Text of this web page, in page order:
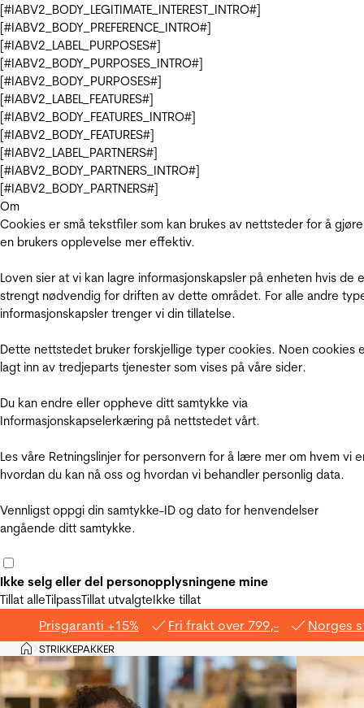
[#IABV2_BODY_LEGITIMATE_INTEREST_INTRO#]
[#IABV2_BODY_PREFERENCE_INTRO#]
[#IABV2_LABEL_PURPOSES#]
[#IABV2_BODY_PURPOSES_INTRO#]
[#IABV2_BODY_PURPOSES#]
[#IABV2_LABEL_FEATURES#]
[#IABV2_BODY_FEATURES_INTRO#]
[#IABV2_BODY_FEATURES#]
[#IABV2_LABEL_PARTNERS#]
[#IABV2_BODY_PARTNERS_INTRO#]
[#IABV2_BODY_PARTNERS#]
Om
Cookies er små tekstfiler som kan brukes av nettsteder for å gjøre
en brukers opplevelse mer effektiv.
Loven sier at vi kan lagre informasjonskapsler på enheten hvis de
strengt nødvendig for driften av dette området. For alle andre
informasjonskapsler trenger vi din tillatelse.
Dette nettstedet bruker forskjellige typer cookies. Noen cookies
lagt inn av tredjeparts tjenester som vises på våre sider.
Du kan endre eller oppheve ditt samtykke via
Informasjonskapselerkæring på nettstedet vårt.
Les våre Retningslinjer for personvern for å lære mer om hvem vi
hvordan du kan nå oss og hvordan vi behandler personlig data.
Vennligst oppgi din samtykke-ID og dato for henvendelser
angående ditt samtykke.
Ikke selg eller del personopplysningene mine
Tillat alleTilpassTillat utvalgteIkke tillat
Prisgaranti +15% Fri frakt over 799,- Norges
Hjem
>STRIKKEPAKKER